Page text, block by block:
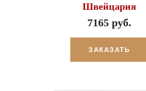
Швейцария
7165 руб.
ЗАКАЗАТЬ